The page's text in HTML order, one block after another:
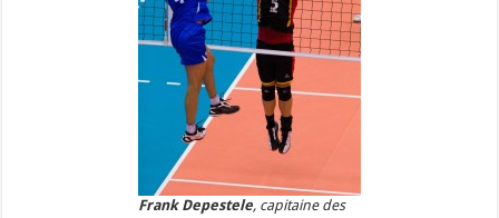
Frank Depestele, capitaine des